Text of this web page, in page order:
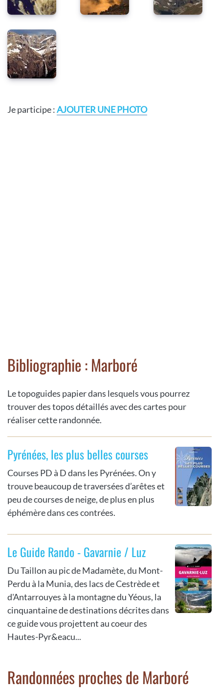
Je participe :AJOUTER UNE PHOTO
Bibliographie : Marboré
Le topoguides papier dans lesquels vous pourrez
trouver des topos détaillés avec des cartes pour
réaliser cette randonnée.
Pyrénées, les plus belles courses
Courses PD à D dans les Pyrénées. On y
trouve beaucoup de traversées d’arêtes et
peu de courses de neige, de plus en plus
éphémère dans ces contrées.
Le Guide Rando - Gavarnie / Luz
Du Taillon au pic de Madamète, du Mont-
Perdu à la Munia, des lacs de Cestrède et
d'Antarrouyes à la montagne du Yéous, la
cinquantaine de destinations décrites dans
ce guide vous projettent au coeur des
Hautes-Pyr&eacu...
Randonnées proches de Marboré